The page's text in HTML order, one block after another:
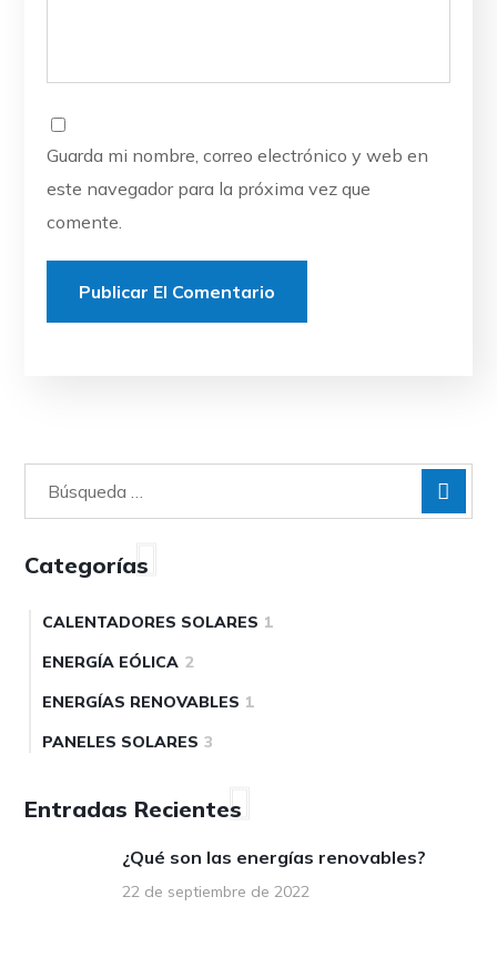
Guarda mi nombre, correo electrónico y web en
este navegador para la próxima vez que
comente.
Categorías
CALENTADORES SOLARES 1
ENERGÍA EÓLICA 2
ENERGÍAS RENOVABLES 1
PANELES SOLARES 3
Entradas Recientes
¿Qué son las energías renovables?
22 de septiembre de 2022